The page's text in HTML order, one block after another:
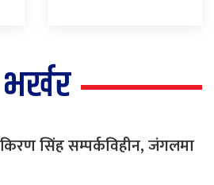
भर्खर
सिंह सम्पर्कविहीन, जंगलमा